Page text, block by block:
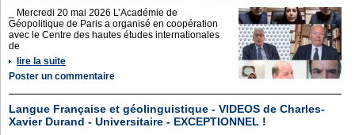
_ Mercredi 20 mai 2026 L’Académie de
Géopolitique de Paris a organisé en coopération
avec le Centre des hautes études internationales
de
lire la suite
Poster un commentaire
Langue Française et géolinguistique - VIDEOS de Charles-
Xavier Durand - Universitaire - EXCEPTIONNEL !